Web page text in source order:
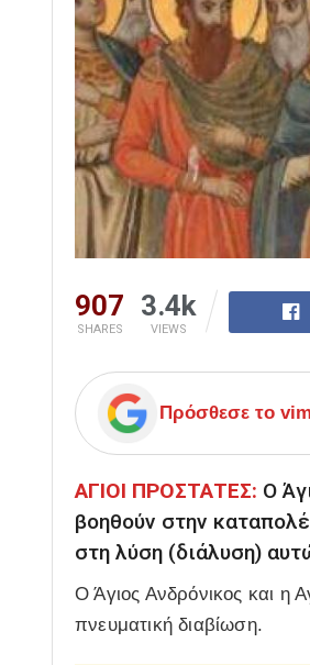
907
SHARES
3.4k
VIEWS
Πρόσθεσε το
ΑΓΙΟΙ ΠΡΟΣΤΑΤΕΣ: Ο
βοηθούν στην
στη λύση (διάλυση)
Ο Άγιος Ανδρόνικος και η
πνευματική διαβίωση.